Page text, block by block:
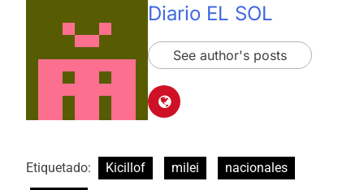
Diario EL SOL
See author's posts
Etiquetado: Kicillof milei
nacionales